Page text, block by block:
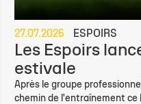
27.07.2026 ESPOIRS
Les Espoirs
estivale
Après le groupe
chemin de l'entraînement ce